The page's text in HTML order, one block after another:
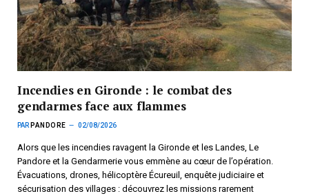
Incendies en Gironde : le combat des
gendarmes face aux flammes
PAR PANDORE 02/08/2026
Alors que les incendies ravagent la Gironde et les Landes, Le
Pandore et la Gendarmerie vous emmène au cœur de l’opération.
Évacuations, drones, hélicoptère Écureuil, enquête judiciaire et
sécurisation des villages : découvrez les missions rarement